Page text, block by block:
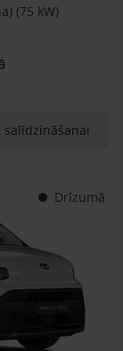
(75 kW)
salīdzināšanai
Drīzumā